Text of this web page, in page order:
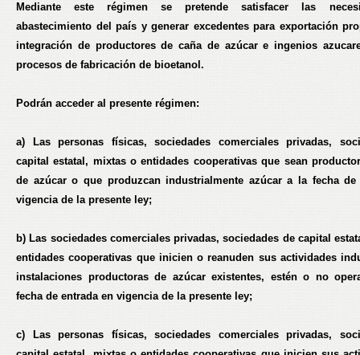
Mediante este régimen se pretende satisfacer las
abastecimiento del país y generar excedentes para exportación
integración de productores de caña de azúcar e ingenios
procesos de fabricación de bioetanol.
Podrán acceder al presente régimen:
a) Las personas físicas, sociedades comerciales privadas,
capital estatal, mixtas o entidades cooperativas que sean
de azúcar o que produzcan industrialmente azúcar a la fecha de
vigencia de la presente ley;
b) Las sociedades comerciales privadas, sociedades de capital
entidades cooperativas que inicien o reanuden sus actividades
instalaciones productoras de azúcar existentes, estén o no
fecha de entrada en vigencia de la presente ley;
c) Las personas físicas, sociedades comerciales privadas,